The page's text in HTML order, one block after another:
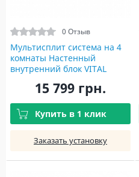
0 Отзыв
Мультисплит система на 4
комнаты Настенный
внутренний блок VITAL
S18FTXF-NG(I)
15 799 грн.
Купить в 1 клик
Заказать установку